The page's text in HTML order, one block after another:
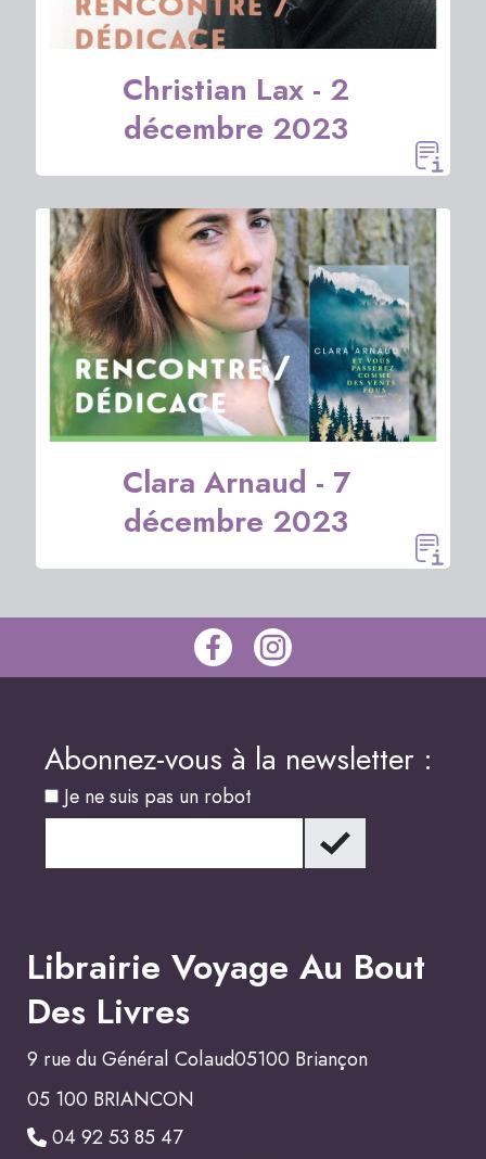
Christian Lax - 2
décembre 2023
Clara Arnaud - 7
décembre 2023
Abonnez-vous à la newsletter :
Je ne suis pas un robot
Librairie Voyage Au Bout
Des Livres
9 rue du Général Colaud05100 Briançon
05 100 BRIANCON
04 92 53 85 47